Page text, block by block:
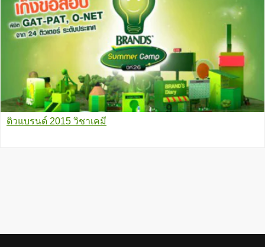
ติวแบรนด์ 2015 วิชาเคมี